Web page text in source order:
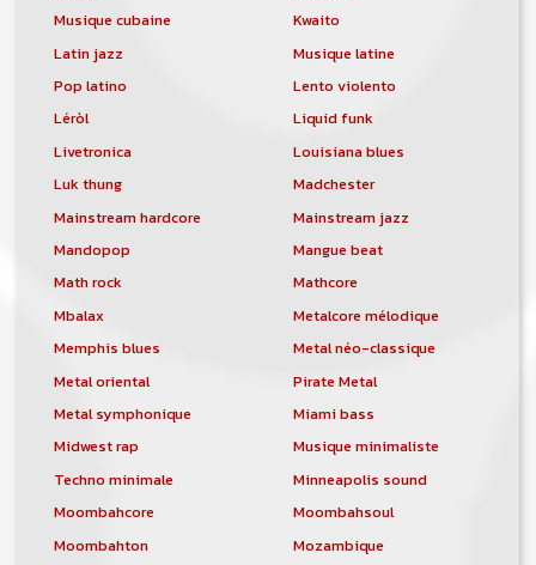
Musique cubaine
Kwaito
Latin jazz
Musique latine
Pop latino
Lento violento
Léròl
Liquid funk
Livetronica
Louisiana blues
Luk thung
Madchester
Mainstream hardcore
Mainstream jazz
Mandopop
Mangue beat
Math rock
Mathcore
Mbalax
Metalcore mélodique
Memphis blues
Metal néo-classique
Metal oriental
Pirate Metal
Metal symphonique
Miami bass
Midwest rap
Musique minimaliste
Techno minimale
Minneapolis sound
Moombahcore
Moombahsoul
Moombahton
Mozambique